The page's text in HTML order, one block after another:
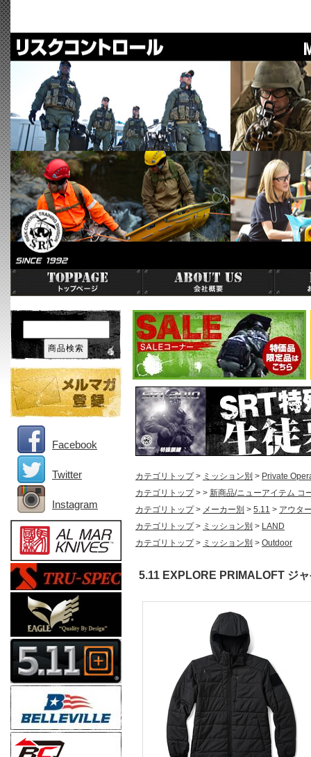
カテゴリトップ> ミッション別 > Private
カテゴリトップ> > 新商品/ニューアイテム コ
カテゴリトップ> メーカー別 > 5.11 > アウタ
カテゴリトップ> ミッション別 > LAND
カテゴリトップ> ミッション別 > Outdoor
5.11 EXPLORE PRIMALOFT ジ
Facebook
Twitter
Instagram